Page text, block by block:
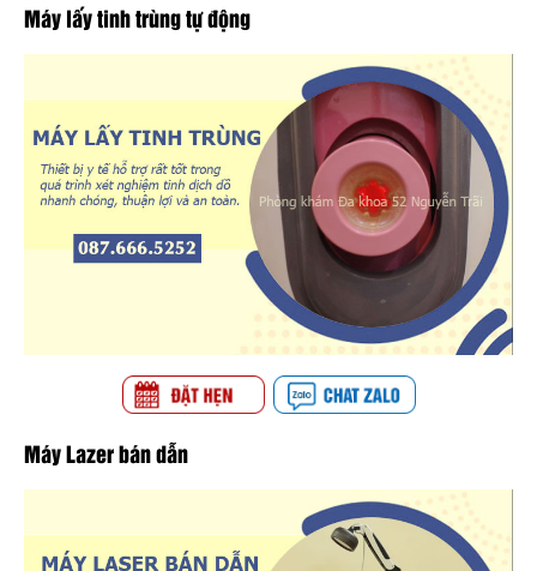
Máy lấy tinh trùng tự động
Máy Lazer bán dẫn